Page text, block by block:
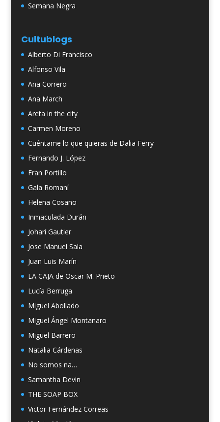
Semana Negra
Cultublogs
Alberto Di Francisco
Alfonso Vila
Ana Correro
Ana March
Areta in the city
Carmen Moreno
Cuéntame lo que quieras de Dalia Ferry
Fernando J. López
Fran Portillo
Gala Romaní
Helena Cosano
Inmaculada Durán
Johari Gautier
Jose Manuel Sala
Juan Luis Marín
LA CAJA de Oscar M. Prieto
Lucía Berruga
Miguel Abollado
Miguel Ángel Montanaro
Miguel Barrero
Natalia Cárdenas
No somos na…
Samantha Devin
THE SOAP BOX
Victor Fernández Correas